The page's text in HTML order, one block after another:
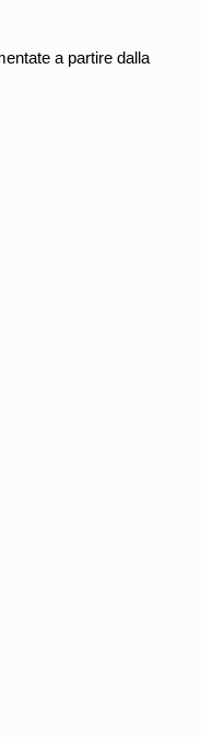
a partire dalla